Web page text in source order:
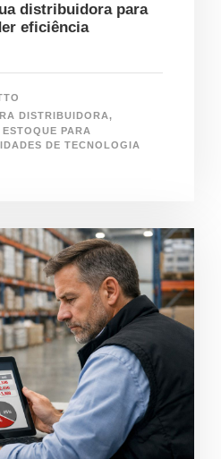
distribuidora para
eficiência
DISTRIBUIDORA,
PARA
DE TECNOLOGIA